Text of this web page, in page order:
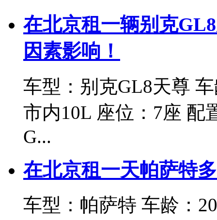
在北京租一辆别克
因素影响！
车型：别克GL8天尊
市内10L 座位：7座 配
G...
在北京租一天帕萨特
车型：帕萨特 车龄：